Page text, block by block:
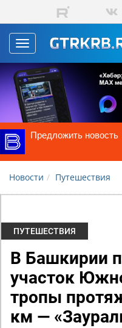
Skip to main content
Toggle
navigation
Предложить новость
Новости Путешествия
ПУТЕШЕСТВИЯ
В Башкирии
участок
тропы
км —